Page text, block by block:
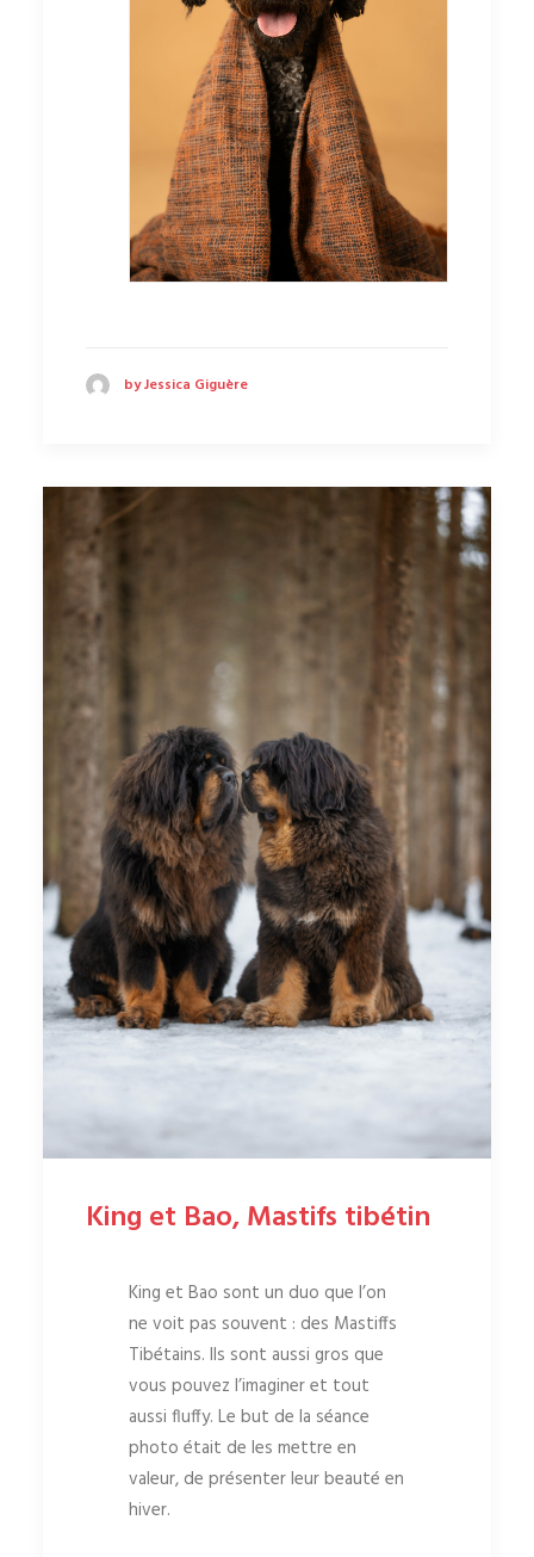
by Jessica Giguère
King et Bao, Mastifs tibétin
King et Bao sont un duo que l’on
ne voit pas souvent : des Mastiffs
Tibétains. Ils sont aussi gros que
vous pouvez l’imaginer et tout
aussi fluffy. Le but de la séance
photo était de les mettre en
valeur, de présenter leur beauté en
hiver.